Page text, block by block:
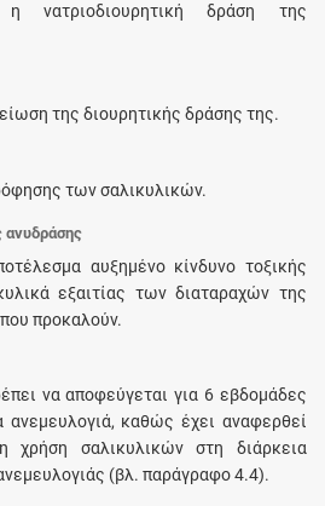
νατριοδιουρητική δράση της
της διουρητικής δράσης της.
των σαλικυλικών.
ανυδράσης
αυξημένο κίνδυνο τοξικής
εξαιτίας των διαταραχών της
προκαλούν.
να αποφεύγεται για 6 εβδομάδες
ανεμευλογιά, καθώς έχει αναφερθεί
χρήση σαλικυλικών στη διάρκεια
(βλ. παράγραφο 4.4).